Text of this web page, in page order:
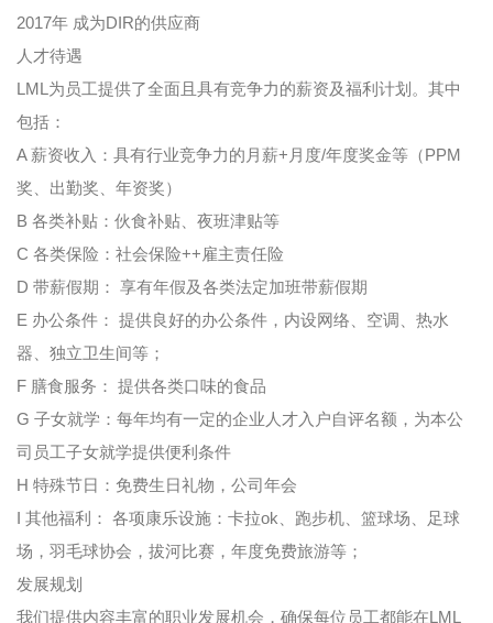
2017年 成为DIR的供应商
人才待遇
LML为员工提供了全面且具有竞争力的薪资及福利计划。其中
包括：
A 薪资收入：具有行业竞争力的月薪+月度/年度奖金等（PPM
奖、出勤奖、年资奖）
B 各类补贴：伙食补贴、夜班津贴等
C 各类保险：社会保险++雇主责任险
D 带薪假期： 享有年假及各类法定加班带薪假期
E 办公条件： 提供良好的办公条件，内设网络、空调、热水
器、独立卫生间等；
F 膳食服务： 提供各类口味的食品
G 子女就学：每年均有一定的企业人才入户自评名额，为本公
司员工子女就学提供便利条件
H 特殊节日：免费生日礼物，公司年会
I 其他福利： 各项康乐设施：卡拉ok、跑步机、篮球场、足球
场，羽毛球协会，拔河比赛，年度免费旅游等；
发展规划
我们提供内容丰富的职业发展机会，确保每位员工都能在LML